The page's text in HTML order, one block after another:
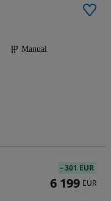
Manual
-301 EUR
6 199 EUR